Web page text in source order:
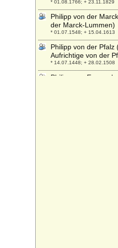
* 01.08.1766; + 23.11.1829
Philipp von der
der Marck-Lummen)
* 01.07.1548; + 15.04.1613
Philipp von der Pfalz
Aufrichtige von der
* 14.07.1448; + 28.02.1508
Philipp von Egmond